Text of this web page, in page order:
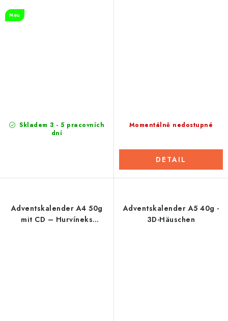
Neu
Skladem 3 - 5 pracovních
dní
Momentálně nedostupné
DETAIL
Adventskalender A4 50g
mit CD – Hurvíneks
Adventskalender A5 40g -
3D-Häuschen